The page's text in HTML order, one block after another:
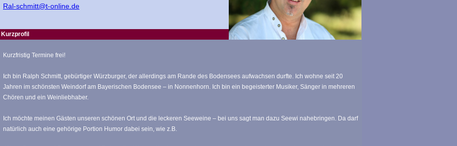
Ral-schmitt@t-online.de
Kurzprofil
Kurzfristig Termine frei!
Ich bin Ralph Schmitt, gebürtiger Würzburger, der allerdings am Rande des Bodensees aufwachsen durfte. Ich wohne seit 20
Jahren im schönsten Weindorf am Bayerischen Bodensee – in Nonnenhorn. Ich bin ein begeisterter Musiker, Sänger in mehreren
Chören und ein Weinliebhaber.
Ich möchte meinen Gästen unseren schönen Ort und die leckeren Seeweine – bei uns sagt man dazu Seewi nahebringen. Da darf
natürlich auch eine gehörige Portion Humor dabei sein, wie z.B.